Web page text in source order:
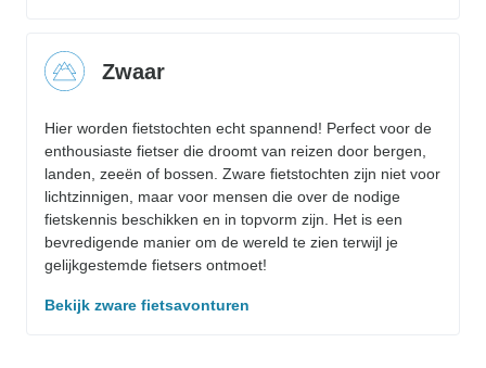
Zwaar
Hier worden fietstochten echt spannend! Perfect voor de
enthousiaste fietser die droomt van reizen door bergen,
landen, zeeën of bossen. Zware fietstochten zijn niet voor
lichtzinnigen, maar voor mensen die over de nodige
fietskennis beschikken en in topvorm zijn. Het is een
bevredigende manier om de wereld te zien terwijl je
gelijkgestemde fietsers ontmoet!
Bekijk zware fietsavonturen